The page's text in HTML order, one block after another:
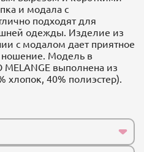
и модала с
подходят для
одежды. Изделие из
с модалом дает приятное
Модель в
выполнена из
хлопок, 40% полиэстер).